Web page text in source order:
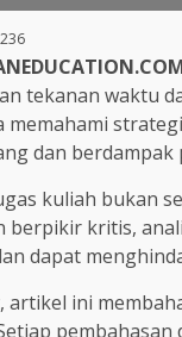
236
tekanan waktu
memahami
dan berdampak
kuliah bukan
berpikir kritis,
dapat
artikel ini